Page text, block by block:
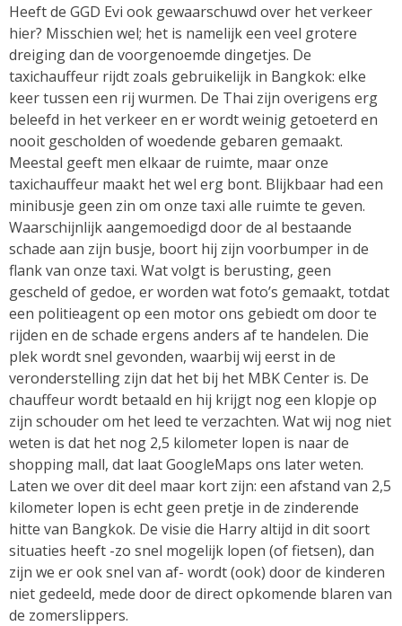
Heeft de GGD Evi ook gewaarschuwd over het verkeer
hier? Misschien wel; het is namelijk een veel grotere
dreiging dan de voorgenoemde dingetjes. De
taxichauffeur rijdt zoals gebruikelijk in Bangkok: elke
keer tussen een rij wurmen. De Thai zijn overigens erg
beleefd in het verkeer en er wordt weinig getoeterd en
nooit gescholden of woedende gebaren gemaakt.
Meestal geeft men elkaar de ruimte, maar onze
taxichauffeur maakt het wel erg bont. Blijkbaar had een
minibusje geen zin om onze taxi alle ruimte te geven.
Waarschijnlijk aangemoedigd door de al bestaande
schade aan zijn busje, boort hij zijn voorbumper in de
flank van onze taxi. Wat volgt is berusting, geen
gescheld of gedoe, er worden wat foto’s gemaakt, totdat
een politieagent op een motor ons gebiedt om door te
rijden en de schade ergens anders af te handelen. Die
plek wordt snel gevonden, waarbij wij eerst in de
veronderstelling zijn dat het bij het MBK Center is. De
chauffeur wordt betaald en hij krijgt nog een klopje op
zijn schouder om het leed te verzachten. Wat wij nog niet
weten is dat het nog 2,5 kilometer lopen is naar de
shopping mall, dat laat GoogleMaps ons later weten.
Laten we over dit deel maar kort zijn: een afstand van 2,5
kilometer lopen is echt geen pretje in de zinderende
hitte van Bangkok. De visie die Harry altijd in dit soort
situaties heeft -zo snel mogelijk lopen (of fietsen), dan
zijn we er ook snel van af- wordt (ook) door de kinderen
niet gedeeld, mede door de direct opkomende blaren van
de zomerslippers.